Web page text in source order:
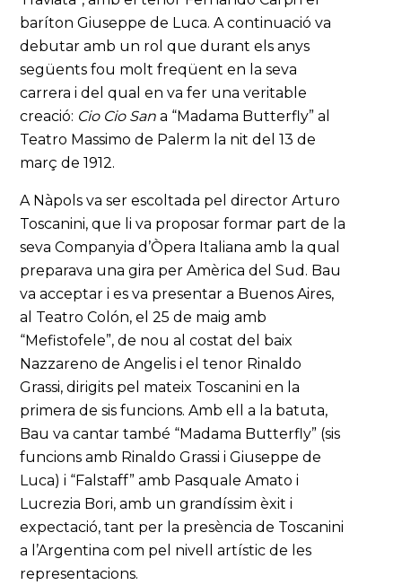
baríton Giuseppe de Luca. A continuació va
debutar amb un rol que durant els anys
següents fou molt freqüent en la seva
carrera i del qual en va fer una veritable
creació: Cio Cio San a “Madama Butterfly” al
Teatro Massimo de Palerm la nit del 13 de
març de 1912.
A Nàpols va ser escoltada pel director Arturo
Toscanini, que li va proposar formar part de la
seva Companyia d’Òpera Italiana amb la qual
preparava una gira per Amèrica del Sud. Bau
va acceptar i es va presentar a Buenos Aires,
al Teatro Colón, el 25 de maig amb
“Mefistofele”, de nou al costat del baix
Nazzareno de Angelis i el tenor Rinaldo
Grassi, dirigits pel mateix Toscanini en la
primera de sis funcions. Amb ell a la batuta,
Bau va cantar també “Madama Butterfly” (sis
funcions amb Rinaldo Grassi i Giuseppe de
Luca) i “Falstaff” amb Pasquale Amato i
Lucrezia Bori, amb un grandíssim èxit i
expectació, tant per la presència de Toscanini
a l’Argentina com pel nivell artístic de les
representacions.